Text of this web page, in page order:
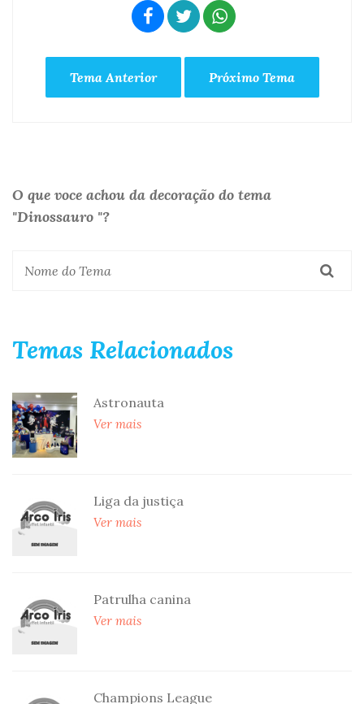
Tema Anterior Próximo Tema
O que voce achou da decoração do tema
"Dinossauro "?
Temas Relacionados
Astronauta
Ver mais
Liga da justiça
Ver mais
Patrulha canina
Ver mais
Champions League